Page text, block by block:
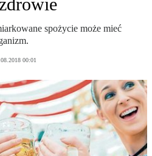
spożycie może mieć
00:01